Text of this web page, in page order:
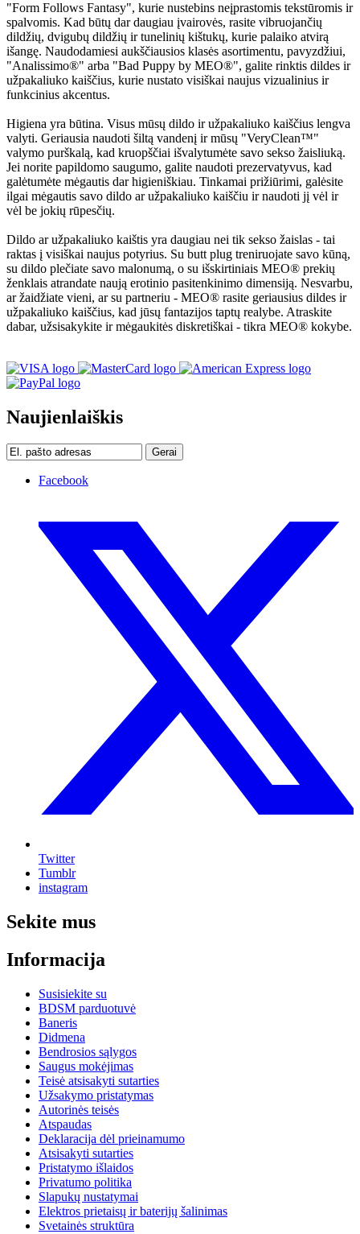
"Form Follows Fantasy", kurie nustebins neįprastomis tekstūromis ir
spalvomis. Kad būtų dar daugiau įvairovės, rasite vibruojančių
dildžių, dvigubų dildžių ir tunelinių kištukų, kurie palaiko atvirą
išangę. Naudodamiesi aukščiausios klasės asortimentu, pavyzdžiui,
"Analissimo®" arba "Bad Puppy by MEO®", galite rinktis dildes ir
užpakaliuko kaiščius, kurie nustato visiškai naujus vizualinius ir
funkcinius akcentus.
Higiena yra būtina. Visus mūsų dildo ir užpakaliuko kaiščius lengva
valyti. Geriausia naudoti šiltą vandenį ir mūsų "VeryClean™"
valymo purškalą, kad kruopščiai išvalytumėte savo sekso žaisliuką.
Jei norite papildomo saugumo, galite naudoti prezervatyvus, kad
galėtumėte mėgautis dar higieniškiau. Tinkamai prižiūrimi, galėsite
ilgai mėgautis savo dildo ar užpakaliuko kaiščiu ir naudoti jį vėl ir
vėl be jokių rūpesčių.
Dildo ar užpakaliuko kaištis yra daugiau nei tik sekso žaislas - tai
raktas į visiškai naujus potyrius. Su butt plug treniruojate savo kūną,
su dildo plečiate savo malonumą, o su išskirtiniais MEO® prekių
ženklais atrandate naują erotinio pasitenkinimo dimensiją. Nesvarbu,
ar žaidžiate vieni, ar su partneriu - MEO® rasite geriausius dildes ir
užpakaliuko kaiščius, kad jūsų fantazijos taptų realybe. Atraskite
dabar, užsisakykite ir mėgaukitės diskretiškai - tikra MEO® kokybe.
Naujienlaiškis
Gerai
Facebook
Twitter
Tumblr
instagram
Sekite mus
Informacija
Susisiekite su
BDSM parduotuvė
Baneris
Didmena
Bendrosios sąlygos
Saugus mokėjimas
Teisė atsisakyti sutarties
Užsakymo pristatymas
Autorinės teisės
Atspaudas
Deklaracija dėl prieinamumo
Atsisakyti sutarties
Pristatymo išlaidos
Privatumo politika
Slapukų nustatymai
Elektros prietaisų ir baterijų šalinimas
Svetainės struktūra